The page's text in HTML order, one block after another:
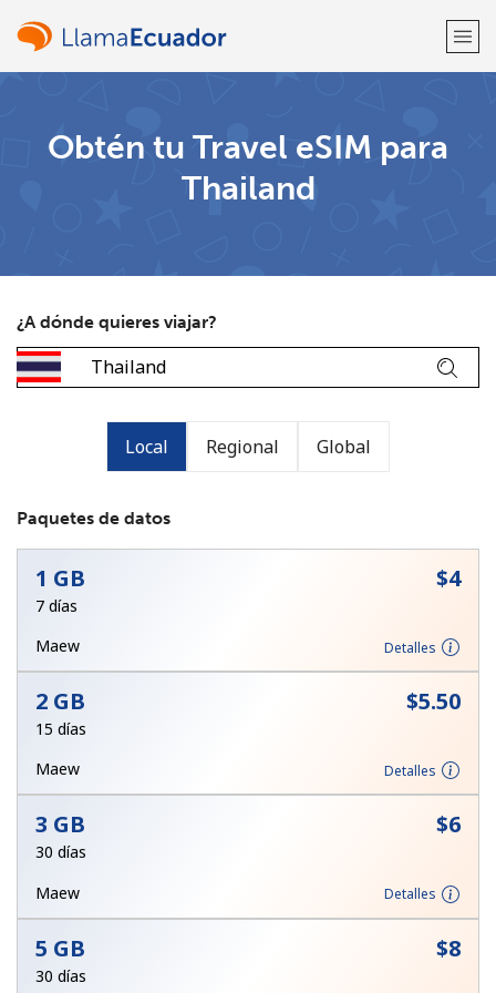
¿Ya tienes una cuenta?Inicia sesión →
No se ha creado una contraseña
Mínimo 8 caracteres
Una letra mayúscula y una minúscula
Un caracter especial
Mantente en contacto para recibir nuestras mejores
ofertas.
Obtén tu Travel eSIM para
Thailand
¿A dónde quieres viajar?
Local Regional Global
Paquetes de datos
1 GB ⁦$4⁩
7 días
Maew
Detalles
2 GB ⁦$5.50⁩
15 días
Maew
Detalles
3 GB ⁦$6⁩
30 días
Maew
Detalles
5 GB ⁦$8⁩
30 días